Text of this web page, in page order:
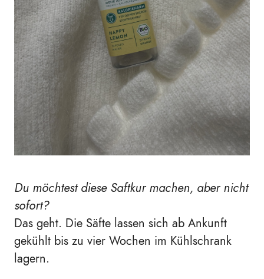
Du möchtest diese Saftkur machen, aber nicht
sofort?
Das geht. Die Säfte lassen sich ab Ankunft
gekühlt bis zu vier Wochen im Kühlschrank
lagern.